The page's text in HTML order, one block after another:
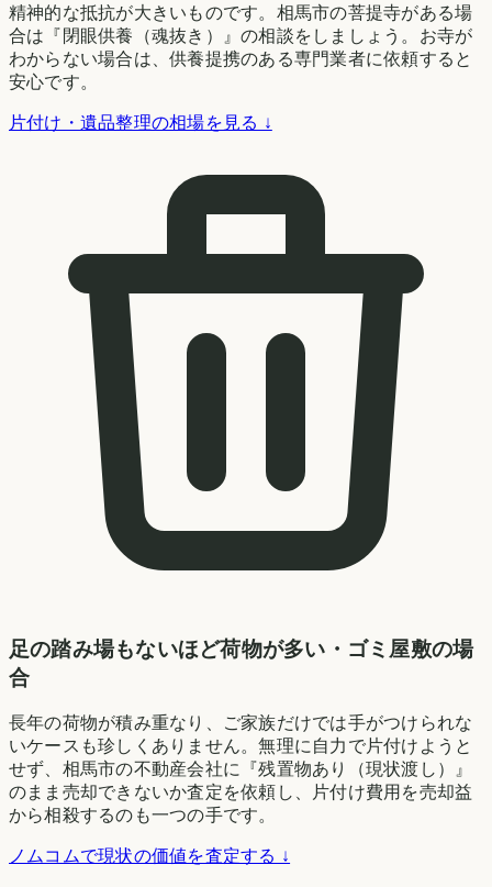
精神的な抵抗が大きいものです。相馬市の菩提寺がある場
合は『閉眼供養（魂抜き）』の相談をしましょう。お寺が
わからない場合は、供養提携のある専門業者に依頼すると
安心です。
片付け・遺品整理の相場を見る ↓
足の踏み場もないほど荷物が多い・ゴミ屋敷の場
合
長年の荷物が積み重なり、ご家族だけでは手がつけられな
いケースも珍しくありません。無理に自力で片付けようと
せず、相馬市の不動産会社に『残置物あり（現状渡し）』
のまま売却できないか査定を依頼し、片付け費用を売却益
から相殺するのも一つの手です。
ノムコムで現状の価値を査定する ↓